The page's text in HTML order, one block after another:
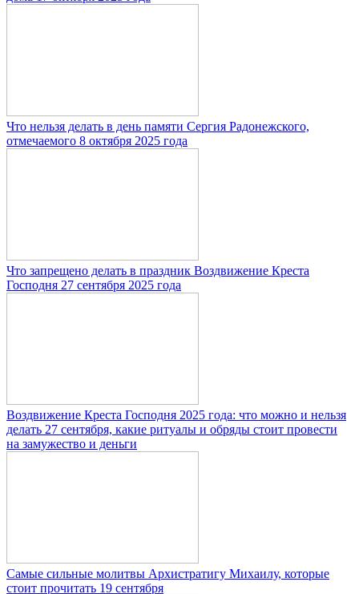
Что нельзя делать в день памяти Сергия Радонежского,
отмечаемого 8 октября 2025 года
Что запрещено делать в праздник Воздвижение Креста
Господня 27 сентября 2025 года
Воздвижение Креста Господня 2025 года: что можно и нельзя
делать 27 сентября, какие ритуалы и обряды стоит провести
на замужество и деньги
Самые сильные молитвы Архистратигу Михаилу, которые
стоит прочитать 19 сентября